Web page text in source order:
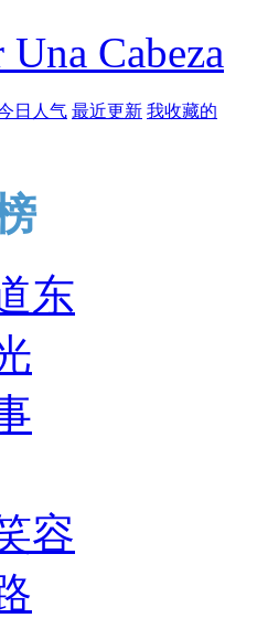
Una Cabeza
日人气 最近更新 我收藏的
东
容